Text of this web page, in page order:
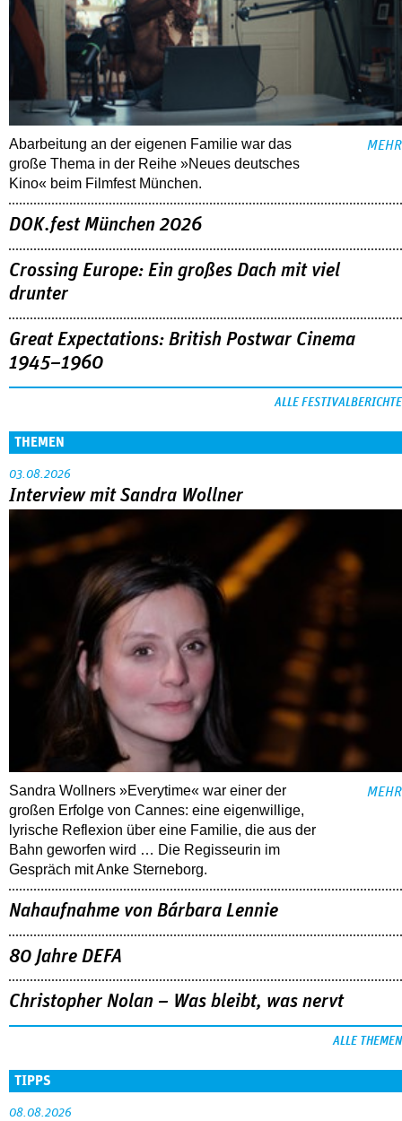
Abarbeitung an der eigenen Familie war das
große Thema in der Reihe »Neues deutsches
Kino« beim Filmfest München.
MEHR
DOK.fest München 2026
Crossing Europe: Ein großes Dach mit viel
drunter
Great Expectations: British Postwar Cinema
1945–1960
ALLE FESTIVALBERICHTE
THEMEN
03.08.2026
Interview mit Sandra Wollner
Sandra Wollners »Everytime« war einer der
großen Erfolge von Cannes: eine eigenwillige,
lyrische Reflexion über eine ­Familie, die aus der
Bahn geworfen wird … Die Regisseurin im
Gespräch mit Anke Sterneborg.
MEHR
Nahaufnahme von Bárbara Lennie
80 Jahre DEFA
Christopher Nolan – Was bleibt, was nervt
ALLE THEMEN
TIPPS
08.08.2026